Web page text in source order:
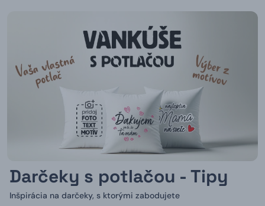
Darčeky s potlačou - Tipy
Inšpirácia na darčeky, s ktorými zabodujete